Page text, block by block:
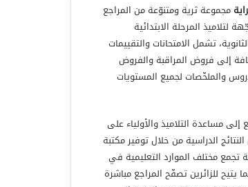
مجموعة ثرية ومتنوّعة من المراجع
لتلاميذ المرحلة الابتدائية
تشمل الامتحانات والتقييمات
إلى فروض المراقبة والفروض
والملخّصات لجميع المستويات
مساعدة التلاميذ والأولياء على
الدراسية من خلال توفير مكتبة
تجمع مختلف الموارد التعليمية في
يتيح للزائرين تصفّح المراجع مباشرة